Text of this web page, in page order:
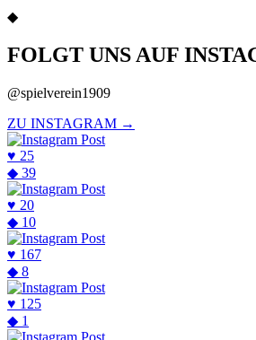
◆
FOLGT UNS AUF
@spielverein1909
ZU INSTAGRAM →
♥ 25
◆ 39
♥ 20
◆ 10
♥ 167
◆ 8
♥ 125
◆ 1